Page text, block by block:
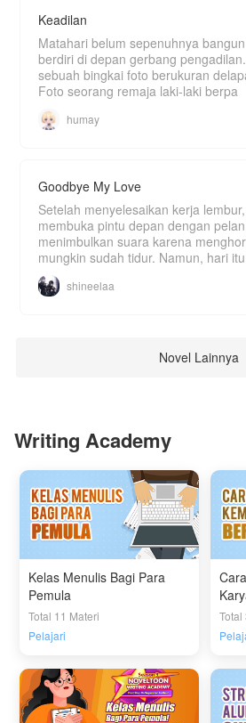
Keadilan
Matahari belum sepenuhnya
berdiri di depan gerbang
sebuah bingkai foto berukuran
Foto seorang remaja laki-laki berpa
humay
Goodbye My Love
Setelah menyelesaikan kerja
membuka pintu depan dengan
menimbulkan suara karena
mungkin sudah tidur.
shineelaa
Novel Lainnya
Writing Academy
Kelas Menulis Bagi Para
Pemula
Total 11 Materi
Pelajari
Total